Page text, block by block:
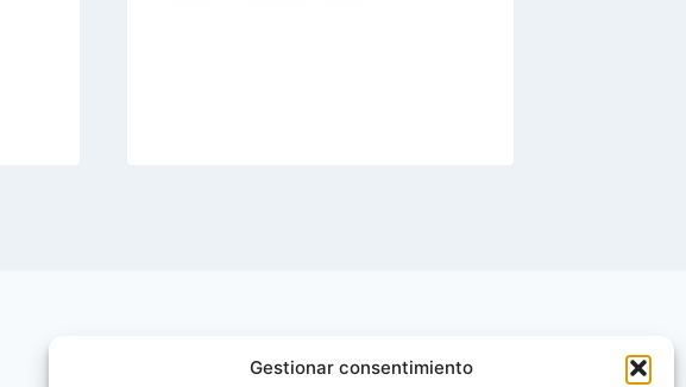
Gestionar consentimiento